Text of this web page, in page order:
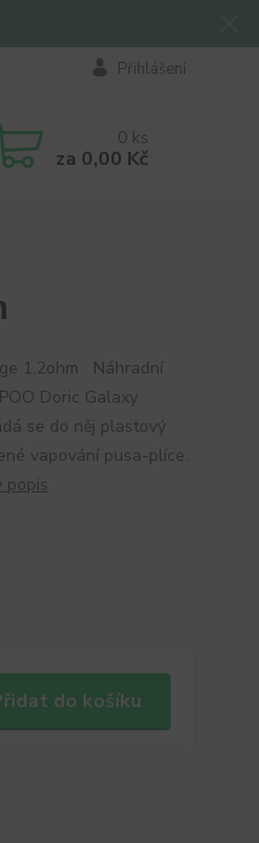
Přihlášení
0 ks
za 0,00 Kč
1,2ohm Náhradní
Doric Galaxy.
se do něj plastový
vapování pusa-plíce.
popis
do košíku